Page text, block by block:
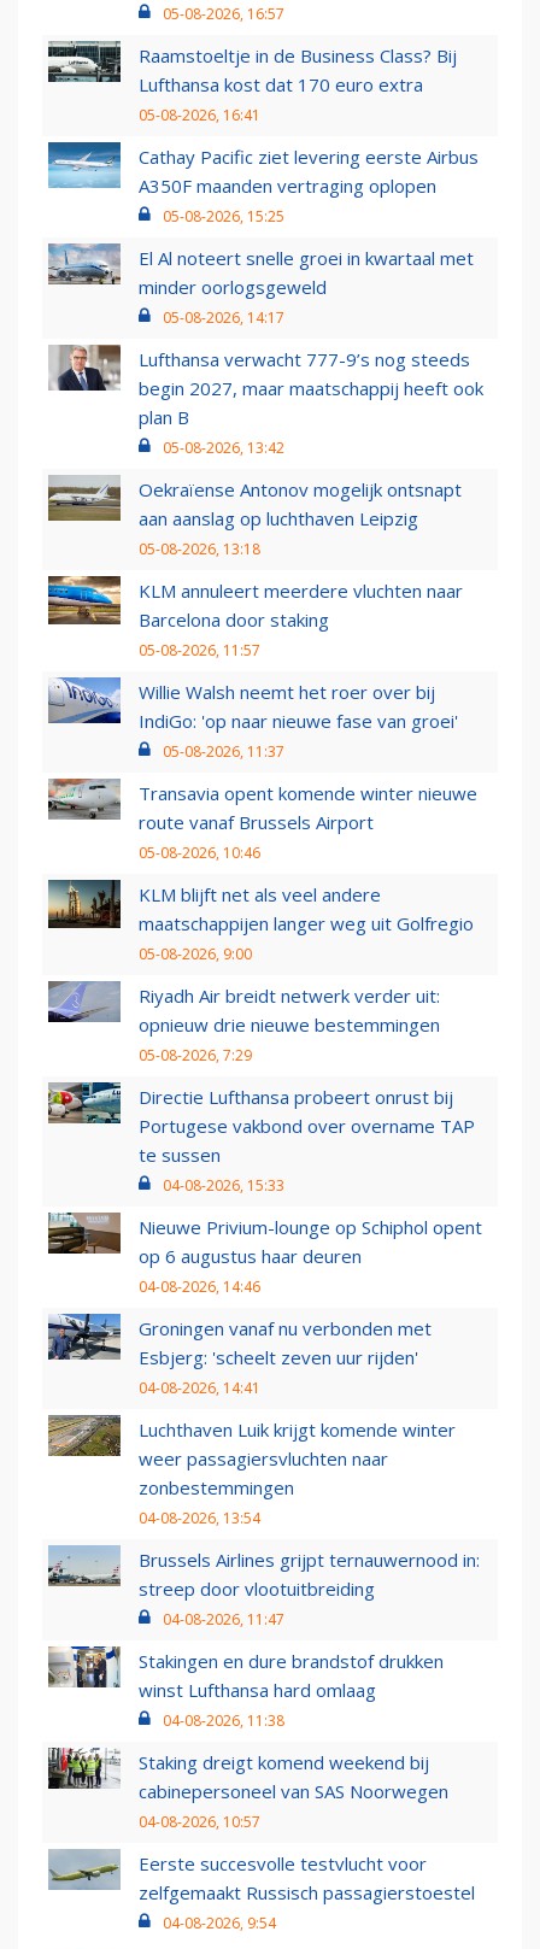
05-08-2026, 16:57
Raamstoeltje in de Business Class? Bij
Lufthansa kost dat 170 euro extra
05-08-2026, 16:41
Cathay Pacific ziet levering eerste Airbus
A350F maanden vertraging oplopen
05-08-2026, 15:25
El Al noteert snelle groei in kwartaal met
minder oorlogsgeweld
05-08-2026, 14:17
Lufthansa verwacht 777-9’s nog steeds
begin 2027, maar maatschappij heeft ook
plan B
05-08-2026, 13:42
Oekraïense Antonov mogelijk ontsnapt
aan aanslag op luchthaven Leipzig
05-08-2026, 13:18
KLM annuleert meerdere vluchten naar
Barcelona door staking
05-08-2026, 11:57
Willie Walsh neemt het roer over bij
IndiGo: 'op naar nieuwe fase van groei'
05-08-2026, 11:37
Transavia opent komende winter nieuwe
route vanaf Brussels Airport
05-08-2026, 10:46
KLM blijft net als veel andere
maatschappijen langer weg uit Golfregio
05-08-2026, 9:00
Riyadh Air breidt netwerk verder uit:
opnieuw drie nieuwe bestemmingen
05-08-2026, 7:29
Directie Lufthansa probeert onrust bij
Portugese vakbond over overname TAP
te sussen
04-08-2026, 15:33
Nieuwe Privium-lounge op Schiphol opent
op 6 augustus haar deuren
04-08-2026, 14:46
Groningen vanaf nu verbonden met
Esbjerg: 'scheelt zeven uur rijden'
04-08-2026, 14:41
Luchthaven Luik krijgt komende winter
weer passagiersvluchten naar
zonbestemmingen
04-08-2026, 13:54
Brussels Airlines grijpt ternauwernood in:
streep door vlootuitbreiding
04-08-2026, 11:47
Stakingen en dure brandstof drukken
winst Lufthansa hard omlaag
04-08-2026, 11:38
Staking dreigt komend weekend bij
cabinepersoneel van SAS Noorwegen
04-08-2026, 10:57
Eerste succesvolle testvlucht voor
zelfgemaakt Russisch passagierstoestel
04-08-2026, 9:54